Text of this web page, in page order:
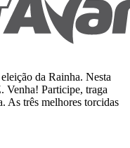
da Rainha. Nesta
Venha! Participe, traga
As três melhores torcidas